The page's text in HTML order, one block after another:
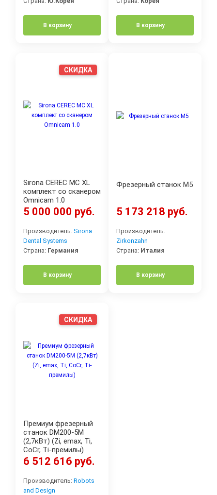
В корзину В корзину
СКИДКА
Sirona CEREC MC XL
комплект со сканером
Omnicam 1.0
5 000 000 руб.
Производитель: Sirona
Dental Systems
Страна: Германия
В корзину
Фрезерный станок M5
5 173 218 руб.
Производитель:
Zirkonzahn
Страна: Италия
В корзину
СКИДКА
Премиум фрезерный
станок DM200-5M
(2,7кВт) (Zi, emax, Ti,
CoCr, Ti-премилы)
6 512 616 руб.
Производитель: Robots
and Design